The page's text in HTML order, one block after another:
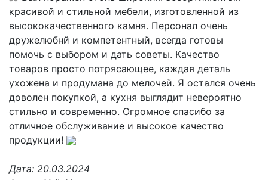
красивой и стильной мебели, изготовленной из
высококачественного камня. Персонал очень
дружелюбнй и компетентный, всегда готовы
помочь с выбором и дать советы. Качество
товаров просто потрясающее, каждая деталь
ухожена и продумана до мелочей. Я остался очень
доволен покупкой, а кухня выглядит невероятно
стильно и современно. Огромное спасибо за
отличное обслуживание и высокое качество
продукции!
Дата: 20.03.2024